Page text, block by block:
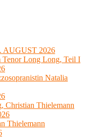
AUGUST 2026
Tenor Long Long, Teil I
Natalia
Christian Thielemann
Thielemann